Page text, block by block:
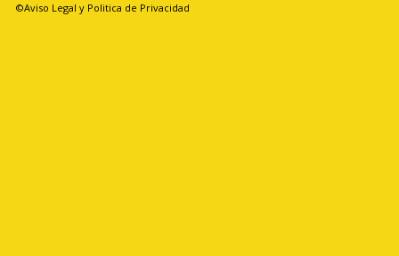
©Aviso Legal y Politica de Privacidad